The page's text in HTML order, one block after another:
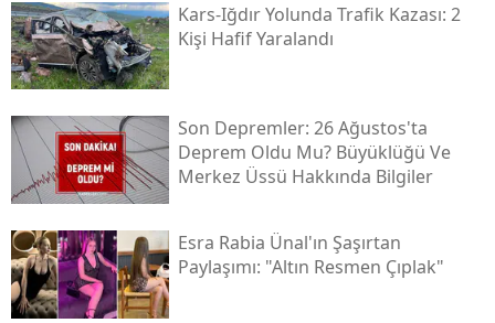
Kars-Iğdır Yolunda Trafik Kazası: 2
Kişi Hafif Yaralandı
Son Depremler: 26 Ağustos'ta
Deprem Oldu Mu? Büyüklüğü Ve
Merkez Üssü Hakkında Bilgiler
Esra Rabia Ünal'ın Şaşırtan
Paylaşımı: "altın Resmen Çıplak"